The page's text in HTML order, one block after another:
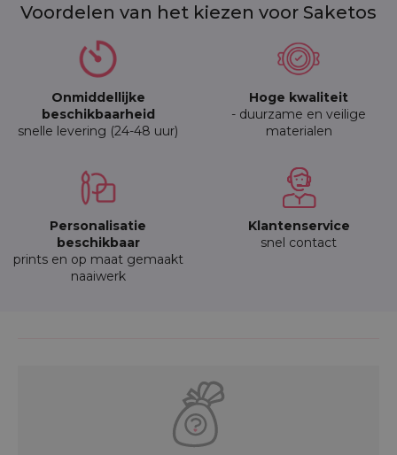
Voordelen van het kiezen voor Saketos
Onmiddellijke
beschikbaarheid
snelle levering (24-48 uur)
Hoge kwaliteit
- duurzame en veilige
materialen
Personalisatie
beschikbaar
prints en op maat gemaakt
naaiwerk
Klantenservice
snel contact